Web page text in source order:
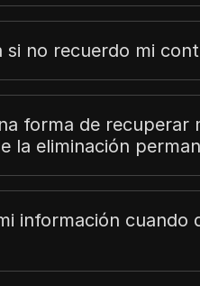
si no recuerdo mi
forma de recuperar
la eliminación
información cuando